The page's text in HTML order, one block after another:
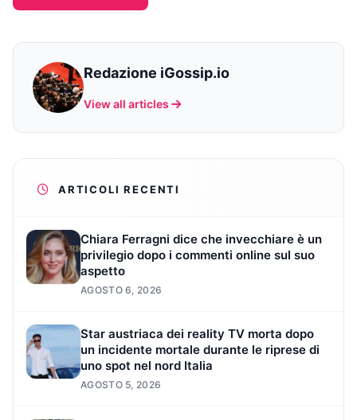
Redazione iGossip.io
View all articles
ARTICOLI RECENTI
Chiara Ferragni dice che invecchiare è un
privilegio dopo i commenti online sul suo
aspetto
AGOSTO 6, 2026
Star austriaca dei reality TV morta dopo
un incidente mortale durante le riprese di
uno spot nel nord Italia
AGOSTO 5, 2026